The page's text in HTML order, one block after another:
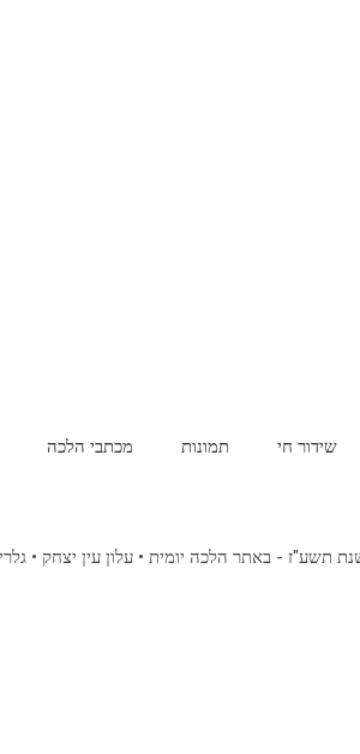
שידור חי תמונות מכתבי הלכה